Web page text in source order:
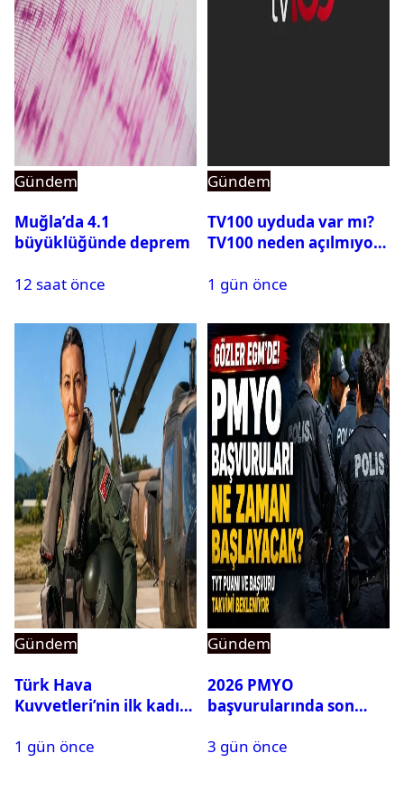
Gündem
Muğla’da 4.1
büyüklüğünde deprem
12 saat önce
Gündem
TV100 uyduda var mı?
TV100 neden açılmıyor?
1 gün önce
Gündem
Türk Hava
Kuvvetleri’nin ilk kadın
Karapınar hakkında
1 gün önce
Gündem
2026 PMYO
başvurularında son
3 gün önce